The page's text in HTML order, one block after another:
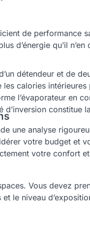
de performance
d’énergie qu’il n’en
détendeur et de
calories
l’évaporateur en
une analyse
votre budget et
votre confort
Vous devez
le niveau